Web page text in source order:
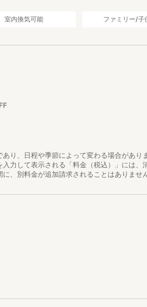
アウトをご希望の場合は事前にお申し出くだ
室内換気可能 ファミリー/子
り、日程や季節によって変わる場合があり
力して表示される「料金（税込）」には、
、別料金が追加請求されることはありません